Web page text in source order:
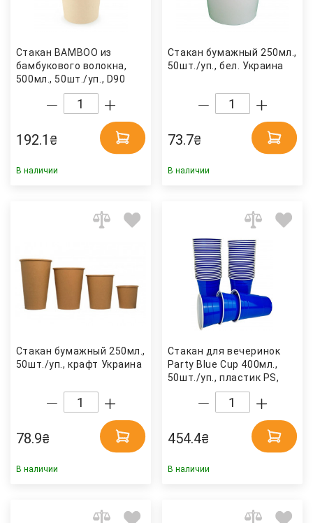
Стакан BAMBOO из
бамбукового волокна,
500мл., 50шт./уп., D90
192.1 ₴
В наличии
Стакан бумажный 250мл.,
50шт./уп., бел. Украина
73.7₴
В наличии
Стакан бумажный 250мл.,
50шт./уп., крафт Украина
78.9₴
В наличии
Стакан для вечеринок
Party Blue Cup 400мл.,
50шт./уп., пластик PS,
син. Huhtamaki
454.4₴
В наличии